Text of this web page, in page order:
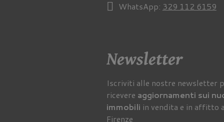
WhatsApp: 329 112 6159
Newsletter
Iscriviti alle nostre newsletter
ricevere aggiornamenti sui
immobili in vendita e in affitto a
Firenze